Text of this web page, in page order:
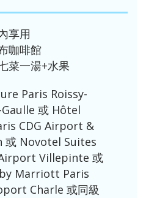
享用
咖啡館
菜一湯+水果
Paris Roissy-
或 Hôtel
CDG Airport &
或 Novotel Suites
Villepinte 或
Marriott Paris
Charle 或同級